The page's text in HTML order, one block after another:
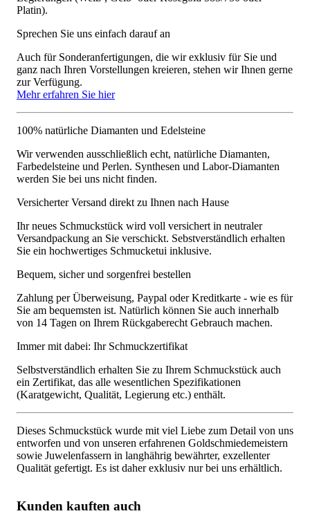
Platin).
Sprechen Sie uns einfach darauf an
Auch für Sonderanfertigungen, die wir exklusiv für Sie und
ganz nach Ihren Vorstellungen kreieren, stehen wir Ihnen gerne
zur Verfügung.
Mehr erfahren Sie hier
100% natürliche Diamanten und Edelsteine
Wir verwenden ausschließlich echt, natürliche Diamanten,
Farbedelsteine und Perlen. Synthesen und Labor-Diamanten
werden Sie bei uns nicht finden.
Versicherter Versand direkt zu Ihnen nach Hause
Ihr neues Schmuckstück wird voll versichert in neutraler
Versandpackung an Sie verschickt. Sebstverständlich erhalten
Sie ein hochwertiges Schmucketui inklusive.
Bequem, sicher und sorgenfrei bestellen
Zahlung per Überweisung, Paypal oder Kreditkarte - wie es für
Sie am bequemsten ist. Natürlich können Sie auch innerhalb
von 14 Tagen on Ihrem Rückgaberecht Gebrauch machen.
Immer mit dabei: Ihr Schmuckzertifikat
Selbstverständlich erhalten Sie zu Ihrem Schmuckstück auch
ein Zertifikat, das alle wesentlichen Spezifikationen
(Karatgewicht, Qualität, Legierung etc.) enthält.
Dieses Schmuckstück wurde mit viel Liebe zum Detail von uns
entworfen und von unseren erfahrenen Goldschmiedemeistern
sowie Juwelenfassern in langhährig bewährter, exzellenter
Qualität gefertigt. Es ist daher exklusiv nur bei uns erhältlich.
Kunden kauften auch